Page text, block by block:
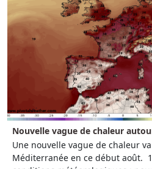
Nouvelle vague de chaleur
Une nouvelle vague de chaleur
Méditerranée en ce début août.